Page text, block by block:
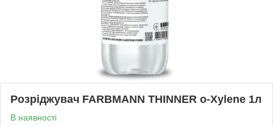
Розріджувач FARBMANN THINNER o-Xylene 1л
В наявності